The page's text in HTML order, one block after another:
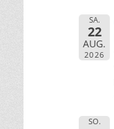
SA.
22
AUG.
2026
SO.